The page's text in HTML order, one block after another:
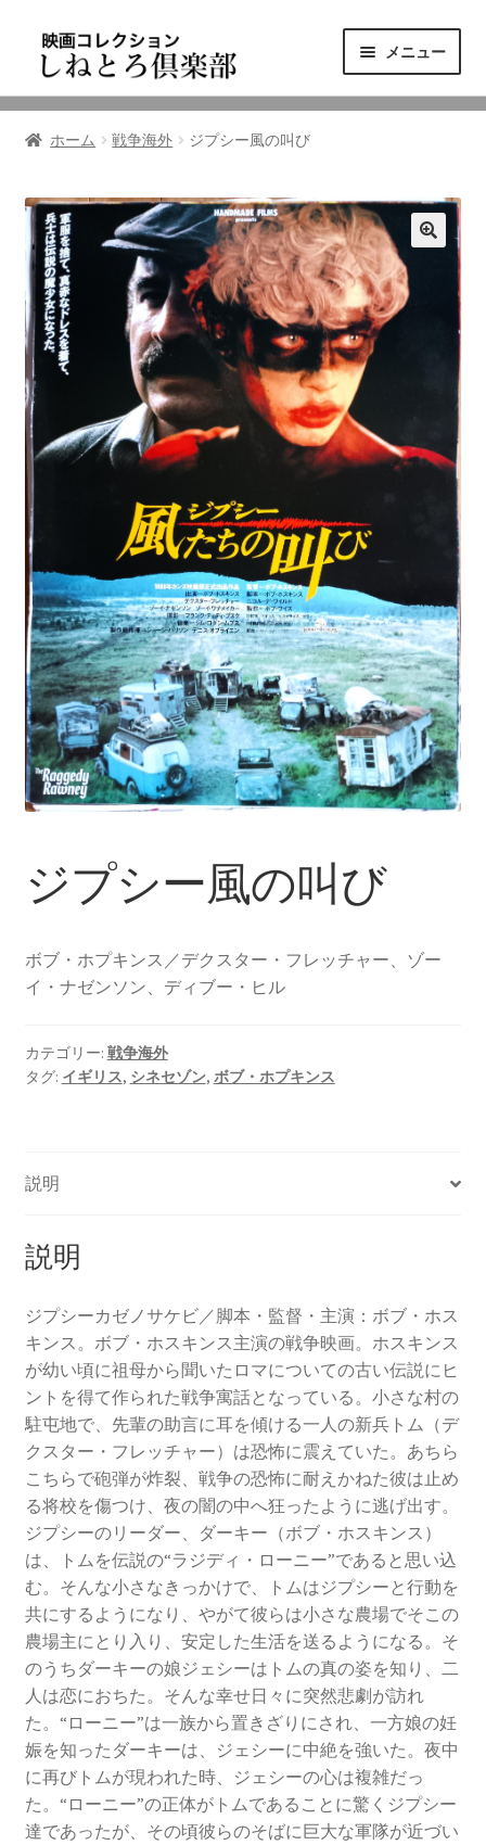
ゲ
シ
ン
へ
ス
ッ
プ
テ
ツ
ス
キ
ッ
メニュー
ニュース
東三河の映画館
しねとろ倶楽部について
リンクの旅
ホーム 戦争海外 ジプシー風の叫び
ジプシー風の叫び
ボブ・ホプキンス／デクスター・フレッチャー、ゾー
イ・ナゼンソン、ディブー・ヒル
カテゴリー: 戦争海外
タグ: イギリス, シネセゾン, ボブ・ホプキンス
説明
説明
ジプシーカゼノサケビ／脚本・監督・主演：ボブ・ホス
キンス。ボブ・ホスキンス主演の戦争映画。ホスキンス
が幼い頃に祖母から聞いたロマについての古い伝説にヒ
ントを得て作られた戦争寓話となっている。小さな村の
駐屯地で、先輩の助言に耳を傾ける一人の新兵トム（デ
クスター・フレッチャー）は恐怖に震えていた。あちら
こちらで砲弾が炸裂、戦争の恐怖に耐えかねた彼は止め
る将校を傷つけ、夜の闇の中へ狂ったように逃げ出す。
ジプシーのリーダー、ダーキー（ボブ・ホスキンス）
は、トムを伝説の“ラジディ・ローニー”であると思い込
む。そんな小さなきっかけで、トムはジプシーと行動を
共にするようになり、やがて彼らは小さな農場でそこの
農場主にとり入り、安定した生活を送るようになる。そ
のうちダーキーの娘ジェシーはトムの真の姿を知り、二
人は恋におちた。そんな幸せ日々に突然悲劇が訪れ
た。“ローニー”は一族から置きざりにされ、一方娘の妊
娠を知ったダーキーは、ジェシーに中絶を強いた。夜中
に再びトムが現われた時、ジェシーの心は複雑だっ
た。“ローニー”の正体がトムであることに驚くジプシー
達であったが、その頃彼らのそばに巨大な軍隊が近づい